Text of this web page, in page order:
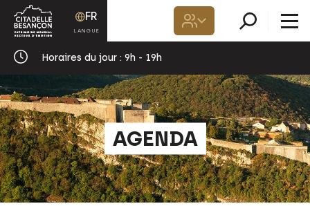
Horaires du jour : 9h - 19h
FR
AGENDA